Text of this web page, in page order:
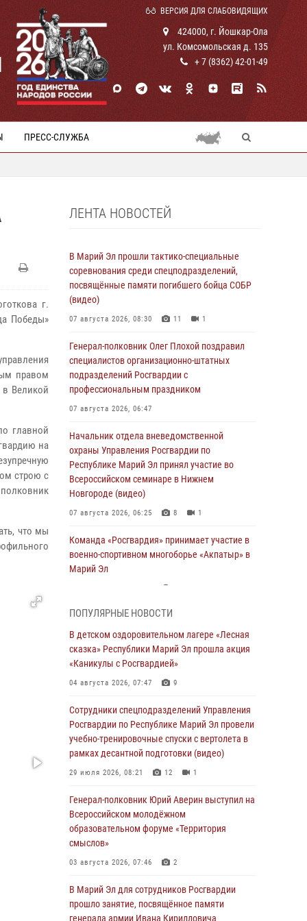
ВЕРСИЯ ДЛЯ СЛАБОВИДЯЩИХ
424000, г. Йошкар-Ола
ул. Комсомольская д. 135
+ 7 (8362) 42-01-49
ПРЕСС-СЛУЖБА
г.
Победы»
правом
Великой
главной
на
строю с
что мы
ЛЕНТА НОВОСТЕЙ
В Марий Эл прошли тактико-специальные
соревнования среди спецподразделений,
посвящённые памяти погибшего бойца СОБР
(видео)
07 августа 2026, 08:30 11 1
Генерал-полковник Олег Плохой поздравил
специалистов организационно-штатных
подразделений Росгвардии с
профессиональным праздником
07 августа 2026, 06:47
Начальник отдела вневедомственной
охраны Управления Росгвардии по
Республике Марий Эл принял участие во
Всероссийском семинаре в Нижнем
Новгороде (видео)
07 августа 2026, 06:25 8 1
Команда «Росгвардия» принимает участие в
военно-спортивном многоборье «Акпатыр» в
Марий Эл
Представитель вневедомственной охраны
Управления Росгвардии по Республике
Марий Эл принял участие в учебно-
методическом сборе Росгвардии в Ижевске
06 августа 2026, 09:37 10
В Марий Эл сотрудники ЛРР Росгвардии за
прошедший месяц провели более 90
проверок мест хранения гражданского
06 августа 2026, 08:00
В Марий Эл сотрудники вневедомственной
охраны Росгвардии за прошедший месяц
задержали 19 нарушителей
05 августа 2026, 09:44
прошло занятие, посвящённое памяти
генерала армии Ивана Кирилловича
ПОПУЛЯРНЫЕ НОВОСТИ
В детском оздоровительном лагере «Лесная
сказка» Республики Марий Эл прошла акция
«Каникулы с Росгвардией»
04 августа 2026, 07:47 9
Сотрудники спецподразделений Управления
Росгвардии по Республике Марий Эл провели
учебно-тренировочные спуски с вертолета в
рамках десантной подготовки (видео)
29 июля 2026, 08:21 12 1
Генерал-полковник Юрий Аверин выступил на
Всероссийском молодёжном
образовательном форуме «Территория
смыслов»
03 августа 2026, 07:46 2
В Марий Эл для сотрудников Росгвардии
прошло занятие, посвящённое памяти
генерала армии Ивана Кирилловича